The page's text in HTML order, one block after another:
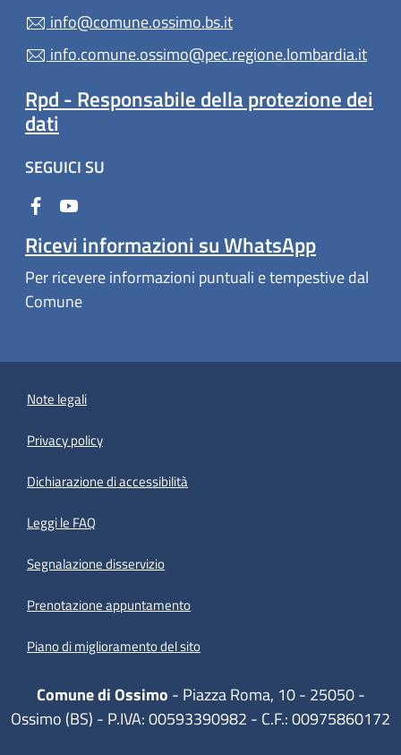
info@comune.ossimo.bs.it
info.comune.ossimo@pec.regione.lombardia.it
Rpd - Responsabile della protezione dei
dati
SEGUICI SU
Ricevi informazioni su WhatsApp
Per ricevere informazioni puntuali e tempestive dal
Comune
Note legali
Privacy policy
Dichiarazione di accessibilità
Leggi le FAQ
Segnalazione disservizio
Prenotazione appuntamento
Piano di miglioramento del sito
Comune di Ossimo - Piazza Roma, 10 - 25050 -
Ossimo (BS) - P.IVA: 00593390982 - C.F.: 00975860172